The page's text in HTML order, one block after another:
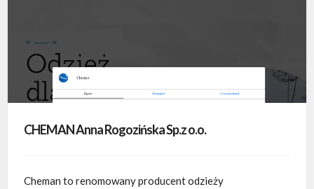
CHEMAN Anna Rogozińska Sp.z o.o.
Cheman to renomowany producent odzieży